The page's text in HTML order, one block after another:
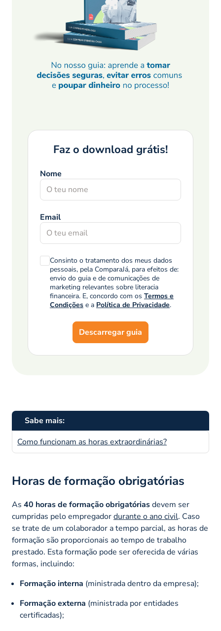
Faz o download grátis!
Nome
Email
Consinto o tratamento dos meus dados
pessoais, pela ComparaJá, para efeitos de:
envio do guia e de comunicações de
marketing relevantes sobre literacia
financeira. E, concordo com os Termos e
Condições e a Política de Privacidade.
Descarregar guia
Sabe mais:
Como funcionam as horas extraordinárias?
Horas de formação obrigatórias
As 40 horas de formação obrigatóriasdevem ser
cumpridas pelo empregadordurante o ano civil. Caso
se trate de um colaborador a tempo parcial, as horas de
formação são proporcionais ao tempo de trabalho
prestado. Esta formação pode ser oferecida de várias
formas, incluindo:
Formação interna (ministrada dentro da empresa);
Formação externa (ministrada por entidades
certificadas);